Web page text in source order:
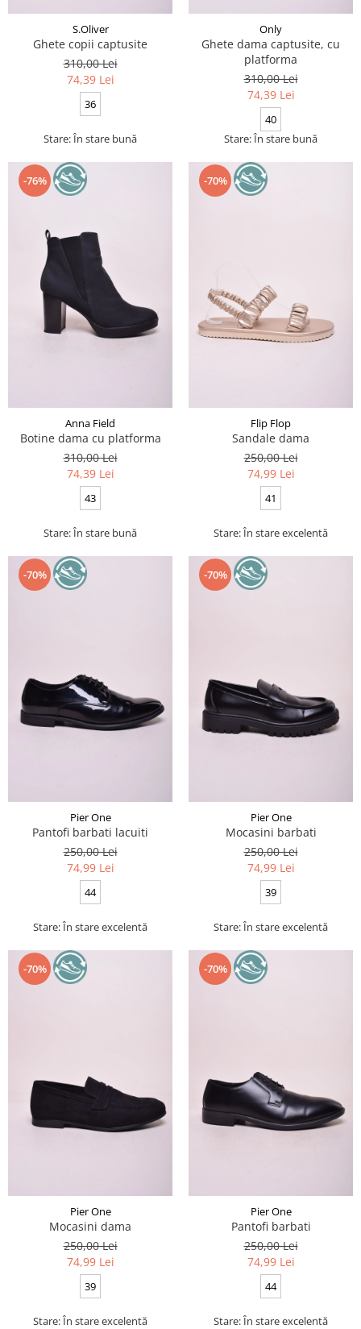
S.Oliver
Ghete copii captusite
310,00 Lei
74,39 Lei
36
Stare: În stare bună
Only
Ghete dama captusite, cu
platforma
310,00 Lei
74,39 Lei
40
Stare: În stare bună
-76%
Anna Field
Botine dama cu platforma
310,00 Lei
74,39 Lei
43
Stare: În stare bună
-70%
Flip Flop
Sandale dama
250,00 Lei
74,99 Lei
41
Stare: În stare excelentă
-70%
Pier One
Pantofi barbati lacuiti
250,00 Lei
74,99 Lei
44
Stare: În stare excelentă
-70%
Pier One
Mocasini barbati
250,00 Lei
74,99 Lei
39
Stare: În stare excelentă
-70%
Pier One
Mocasini dama
250,00 Lei
74,99 Lei
39
Stare: În stare excelentă
-70%
Pier One
Pantofi barbati
250,00 Lei
74,99 Lei
44
Stare: În stare excelentă